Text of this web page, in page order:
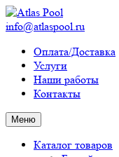
info@atlaspool.ru
Оплата/Доставка
Услуги
Наши работы
Контакты
Меню
Каталог товаров